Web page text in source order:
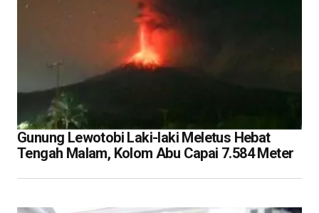
Gunung Lewotobi Laki-laki Meletus Hebat
Tengah Malam, Kolom Abu Capai 7.584 Meter